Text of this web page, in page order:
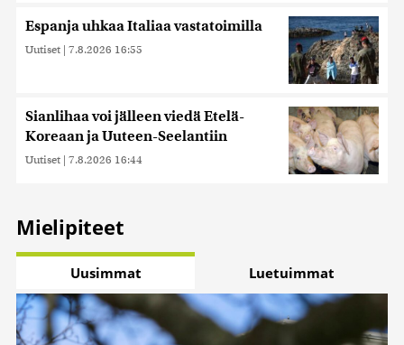
Espanja uhkaa Italiaa vastatoimilla
Uutiset | 7.8.2026 16:55
Sianlihaa voi jälleen viedä Etelä-
Koreaan ja Uuteen-Seelantiin
Uutiset | 7.8.2026 16:44
Mielipiteet
Uusimmat Luetuimmat